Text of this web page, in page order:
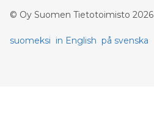
© Oy Suomen Tietotoimisto 2026
suomeksi in English på svenska